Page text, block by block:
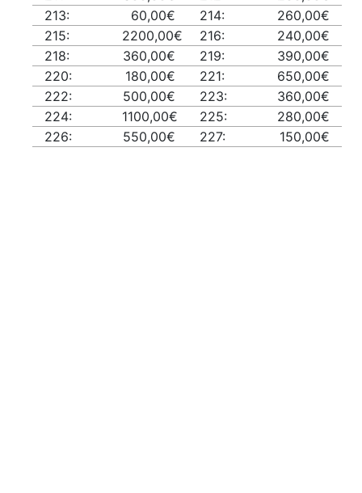
213:
60,00€ 214:
260,00€
215:
2200,00€ 216:
240,00€
218:
360,00€ 219:
390,00€
220:
180,00€ 221:
650,00€
222:
500,00€ 223:
360,00€
224:
1100,00€ 225:
280,00€
226:
550,00€ 227: 150,00€